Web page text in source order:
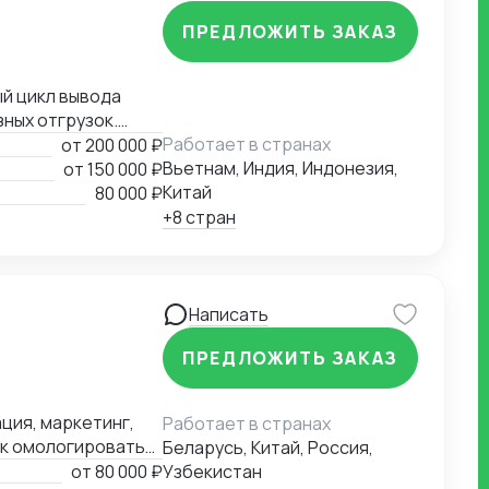
Наличие
на
нервы клиента.
цикл вывода
отгрузок.
исследования
и сырьевых
и СНГ.
на границе.
выставки,
Имею обширную
и
сотрудников
от200 000 ₽
от150 000 ₽
80 000 ₽
ПРЕДЛОЖИТЬ ЗАКАЗ
Работает в странах
Вьетнам, Индия, Индонезия,
Китай
+8 стран
маркетинг,
омологировать
от80 000 ₽
Написать
ПРЕДЛОЖИТЬ ЗАКАЗ
Работает в странах
Беларусь, Китай, Россия,
Узбекистан